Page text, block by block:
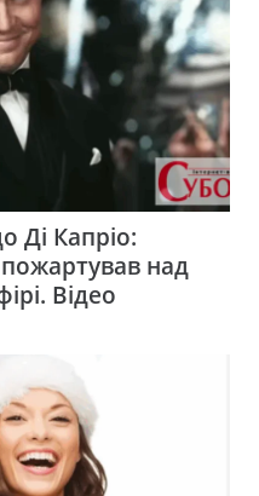
Ді Капріо:
над
Відео